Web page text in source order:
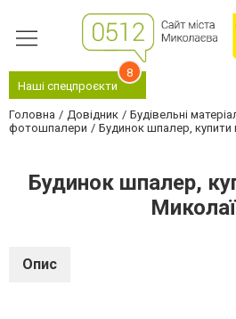
Наші спецпроєкти
8
Головна Довідник Будівельні
фотошпалери
Будинок шпалер,
Будинок шпалер,
Опис